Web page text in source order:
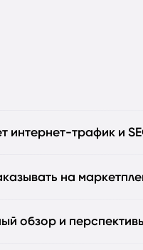
интернет-трафик и
на
обзор и